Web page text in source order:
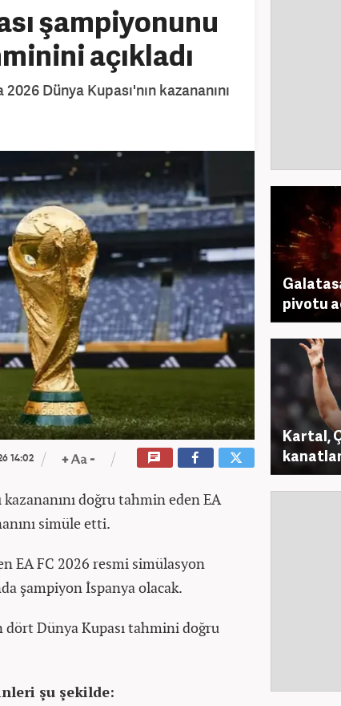
şampiyonunu
açıkladı
Dünya Kupası'nın kazananını
14:02
kazananını doğru tahmin eden EA
simüle etti.
EA FC 2026 resmi simülasyon
şampiyon İspanya olacak.
dört Dünya Kupası tahmini doğru
şu şekilde:
pivotu
Kartal,